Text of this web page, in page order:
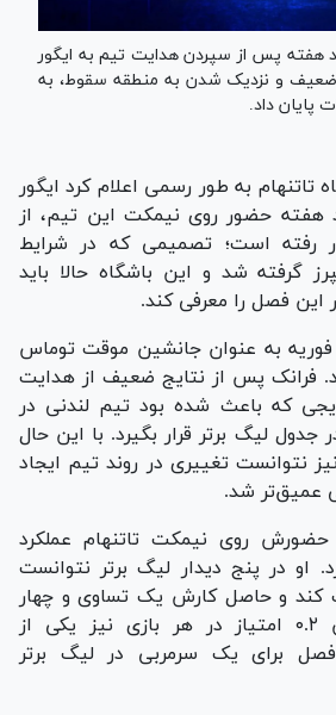
هفته پس از سپردن هدایت تیم به ایگور
ضعیف و نزدیک شدن به منطقه سقوط، به
پایان داد.
تاتنهام به طور رسمی اعلام کرد ایگور
هفته حضور روی نیمکت این تیم، از
رفته است؛ تصمیمی که در شرایط
گرفته شد و این باشگاه حالا باید
فصل را معرفی کند.
در ماه فوریه به عنوان جانشین موقت توماس
فرانک پس از نتایج ضعیف از هدایت
که باعث شده بود تیم لندنی در
لیگ برتر قرار بگیرد. با این حال
نتوانست تغییری در روند تیم ایجاد
عمیق‌تر شد.
روی نیمکت تاتنهام عملکرد
او در پنج دیدار لیگ برتر نتوانست
و حاصل کارش یک تساوی و چهار
شکست بود. میانگین ۰.۲ امتیاز در هر بازی نیز یکی از
برای یک سرمربی در لیگ برتر